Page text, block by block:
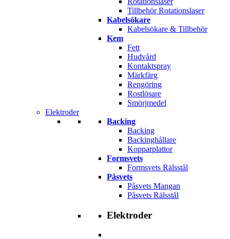
Tillbehör Rotationslaser
Kabelsökare
Kabelsökare & Tillbehör
Kem
Fett
Hudvård
Kontaktspray
Märkfärg
Rengöring
Rostlösare
Smörjmedel
Elektroder
Backing
Backing
Backinghållare
Kopparplattor
Formsvets
Formsvets Rälsstål
Påsvets
Påsvets Mangan
Påsvets Rälsstål
Elektroder